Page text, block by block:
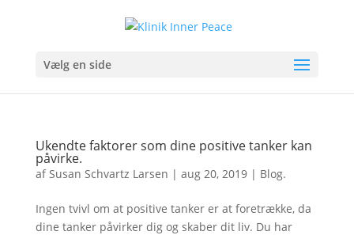
Vælg en side
Ukendte faktorer som dine positive tanker kan
påvirke.
af Susan Schvartz Larsen | aug 20, 2019| Blog.
Ingen tvivl om at positive tanker er at foretrække, da
dine tanker påvirker dig og skaber dit liv. Du har